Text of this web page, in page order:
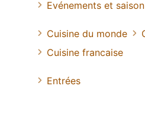
Evénements et saison
Cuisine du monde
Cuisine francaise
Entrées